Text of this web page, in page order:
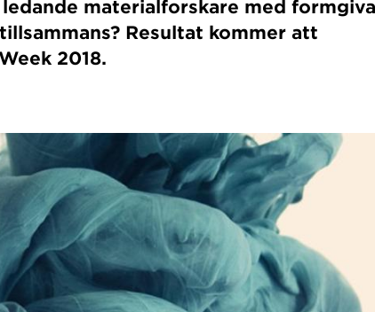
materialforskare med
Resultat kommer att
2018.